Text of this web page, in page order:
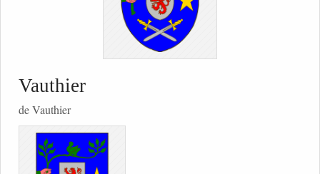
Vauthier
de Vauthier